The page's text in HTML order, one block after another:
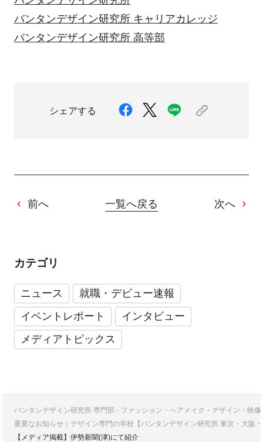
バンタンデザイン研究所 キャリアカレッジ
バンタンデザイン研究所 高等部
シェアする
前へ 一覧へ戻る 次へ
カテゴリ
ニュース
就職・デビュー速報
イベントレポート
インタビュー
メディアトピックス
バンタンデザイン研究所 専門部 - ファッション・ヘアメイク・デザイン・映
重要なお知らせ｜デザイン専門の学校【バンタンデザイン研究所 東京・大阪
【メディア掲載】伊勢新聞(津)にて紹介